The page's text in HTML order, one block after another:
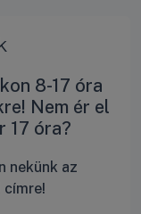
8-17 óra
Nem ér el
17 óra?
nekünk az
címre!